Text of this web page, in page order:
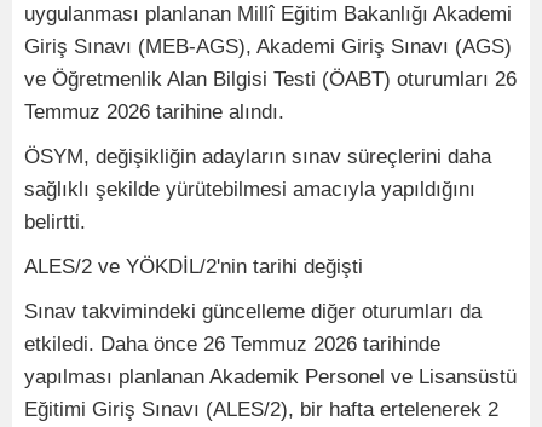
uygulanması planlanan Millî Eğitim Bakanlığı Akademi
Giriş Sınavı (MEB-AGS), Akademi Giriş Sınavı (AGS)
ve Öğretmenlik Alan Bilgisi Testi (ÖABT) oturumları 26
Temmuz 2026 tarihine alındı.
ÖSYM, değişikliğin adayların sınav süreçlerini daha
sağlıklı şekilde yürütebilmesi amacıyla yapıldığını
belirtti.
ALES/2 ve YÖKDİL/2'nin tarihi değişti
Sınav takvimindeki güncelleme diğer oturumları da
etkiledi. Daha önce 26 Temmuz 2026 tarihinde
yapılması planlanan Akademik Personel ve Lisansüstü
Eğitimi Giriş Sınavı (ALES/2), bir hafta ertelenerek 2